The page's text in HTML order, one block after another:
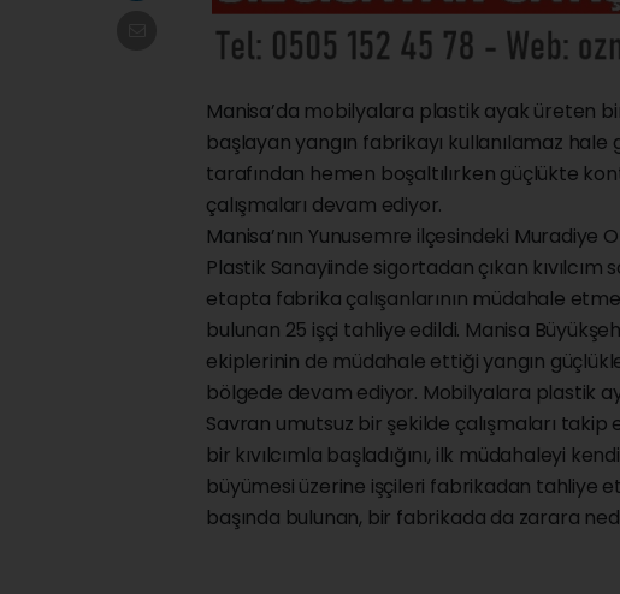
Manisa’da mobilyalara plastik ayak üreten
başlayan yangın fabrikayı kullanılamaz hale
tarafından hemen boşaltılırken güçlükte
çalışmaları devam ediyor.
Manisa’nın Yunusemre ilçesindeki
Plastik Sanayiinde sigortadan çıkan kıvılcım
etapta fabrika çalışanlarının müdahale
bulunan 25 işçi tahliye edildi. Manisa
ekiplerinin de müdahale ettiği yangın
bölgede devam ediyor. Mobilyalara plastik
Savran umutsuz bir şekilde çalışmaları
bir kıvılcımla başladığını, ilk müdahaleyi
büyümesi üzerine işçileri fabrikadan tahliye
başında bulunan, bir fabrikada da zarara